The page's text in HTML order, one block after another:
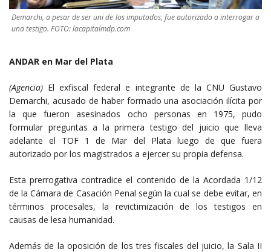
Demarchi, a pesar de ser uni de los imputados, fue autorizado a interrogar a
una testigo. FOTO: lacapitalmdp.com
ANDAR en Mar del Plata
(Agencia) El exfiscal federal e integrante de la CNU Gustavo
Demarchi, acusado de haber formado una asociación ilícita por
la que fueron asesinados ocho personas en 1975, pudo
formular preguntas a la primera testigo del juicio que lleva
adelante el TOF 1 de Mar del Plata luego de que fuera
autorizado por los magistrados a ejercer su propia defensa.
Esta prerrogativa contradice el contenido de la Acordada 1/12
de la Cámara de Casación Penal según la cual se debe evitar, en
términos procesales, la revictimización de los testigos en
causas de lesa humanidad.
Además de la oposición de los tres fiscales del juicio, la Sala II